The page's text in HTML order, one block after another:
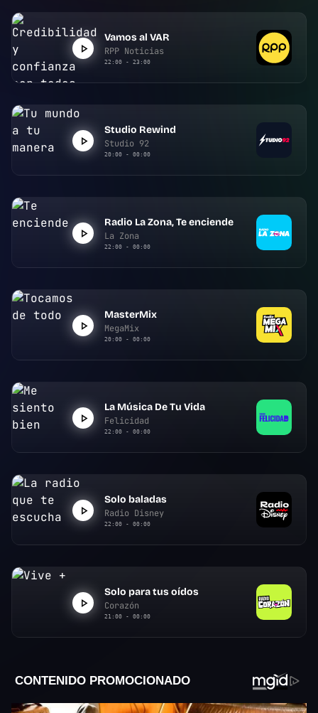
Vamos al VAR
RPP Noticias
22:00 - 23:00
Studio Rewind
Studio 92
20:00 - 00:00
Radio La Zona, Te enciende
La Zona
22:00 - 00:00
MasterMix
MegaMix
20:00 - 00:00
La Música De Tu Vida
Felicidad
22:00 - 00:00
Solo baladas
Radio Disney
22:00 - 00:00
Solo para tus oídos
Corazón
21:00 - 00:00